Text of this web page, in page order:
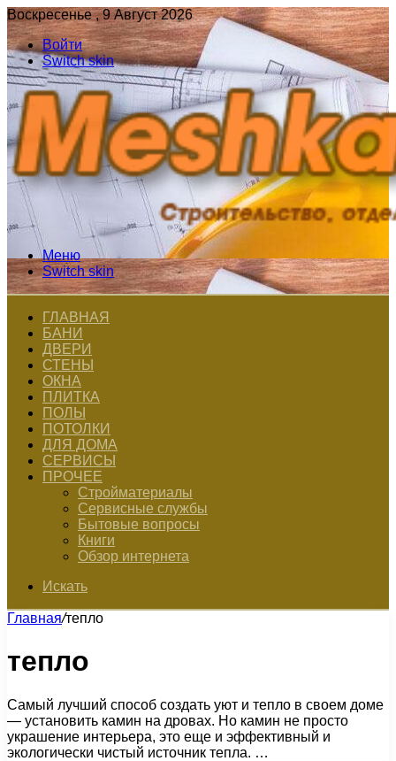
Воскресенье , 9 Август 2026
Войти
Switch skin
Меню
Switch skin
ГЛАВНАЯ
БАНИ
ДВЕРИ
СТЕНЫ
ОКНА
ПЛИТКА
ПОЛЫ
ПОТОЛКИ
ДЛЯ ДОМА
СЕРВИСЫ
ПРОЧЕЕ
Стройматериалы
Сервисные службы
Бытовые вопросы
Книги
Обзор интернета
Искать
Главная/тепло
тепло
Самый лучший способ создать уют и тепло в своем доме
— установить камин на дровах. Но камин не просто
украшение интерьера, это еще и эффективный и
экологически чистый источник тепла. …